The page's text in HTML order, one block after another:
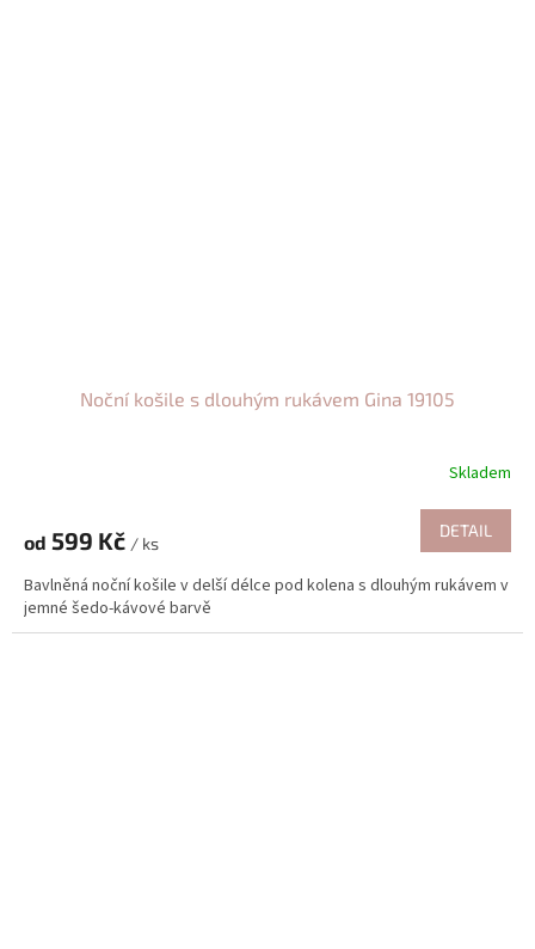
Noční košile s dlouhým rukávem Gina 19105
Skladem
od 599 Kč / ks
DETAIL
Bavlněná noční košile v delší délce pod kolena s dlouhým rukávem v
jemné šedo-kávové barvě